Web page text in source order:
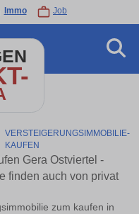
Immo Job
VERSTEIGERUNGSIMMOBILIE-
KAUFEN
Gera Ostviertel -
finden auch von privat
zum kaufen in